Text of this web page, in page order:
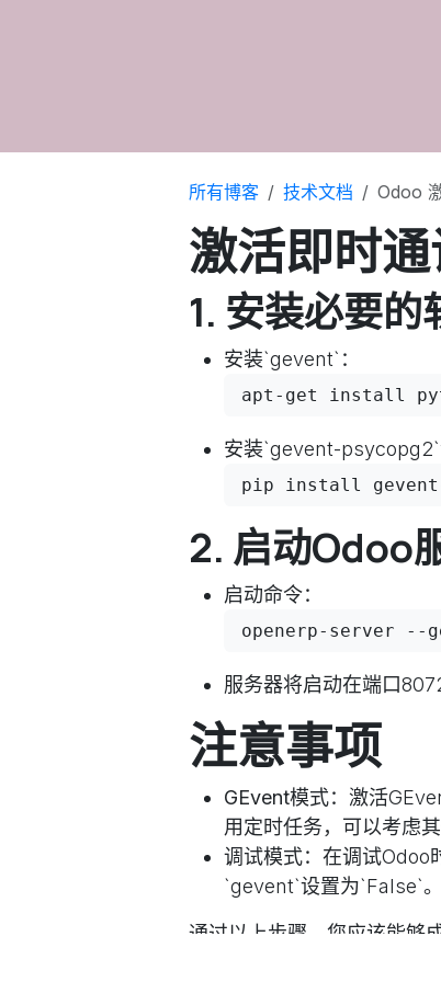
所有博客 技术文档 Odoo
激活即时
1. 安装必要的
安装`gevent`：
apt-get install
安装`gevent-psycopg2`
pip install gevent-
2. 启动Odoo
启动命令：
openerp-server --
服务器将启动在端口
注意事项
GEvent模式：激活
用定时任务，可以考虑
调试模式：在调试Odoo
`gevent`设置为`False`。
通过以上步骤，您应该能够